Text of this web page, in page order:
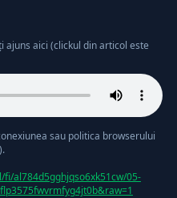
ajuns aici (clickul din articol este
sau politica browserului
al784d5gghjqso6xk51cw/05-